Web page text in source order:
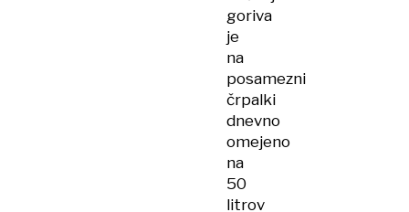
goriva
je
na
posamezni
črpalki
dnevno
omejeno
na
50
litrov